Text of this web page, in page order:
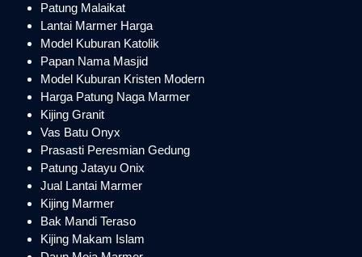
Patung Malaikat
Lantai Marmer Harga
Model Kuburan Katolik
Papan Nama Masjid
Model Kuburan Kristen Modern
Harga Patung Naga Marmer
Kijing Granit
Vas Batu Onyx
Prasasti Peresmian Gedung
Patung Jatayu Onix
Jual Lantai Marmer
Kijing Marmer
Bak Mandi Teraso
Kijing Makam Islam